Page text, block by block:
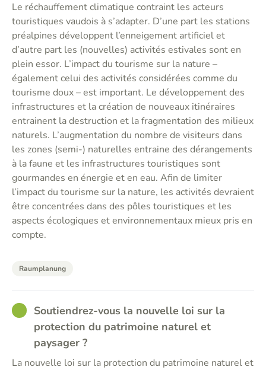
Le réchauffement climatique contraint les acteurs
touristiques vaudois à s’adapter. D’une part les stations
préalpines développent l’enneigement artificiel et
d’autre part les (nouvelles) activités estivales sont en
plein essor. L’impact du tourisme sur la nature –
également celui des activités considérées comme du
tourisme doux – est important. Le développement des
infrastructures et la création de nouveaux itinéraires
entrainent la destruction et la fragmentation des milieux
naturels. L’augmentation du nombre de visiteurs dans
les zones (semi-) naturelles entraine des dérangements
à la faune et les infrastructures touristiques sont
gourmandes en énergie et en eau. Afin de limiter
l’impact du tourisme sur la nature, les activités devraient
être concentrées dans des pôles touristiques et les
aspects écologiques et environnementaux mieux pris en
compte.
Raumplanung
GOODSoutiendrez-vous la nouvelle loi sur la
protection du patrimoine naturel et
paysager ?
La nouvelle loi sur la protection du patrimoine naturel et